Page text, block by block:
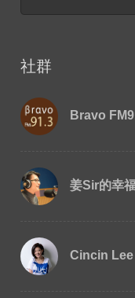
社群
Bravo
姜Sir的幸
Cincin Lee